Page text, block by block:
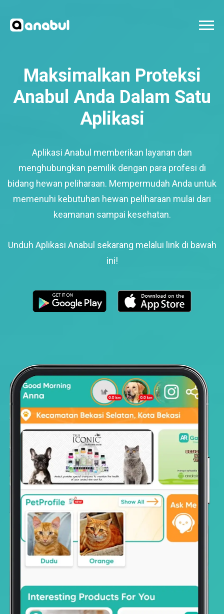
Maksimalkan Proteksi
Anabul Anda Dalam Satu
Aplikasi
Aplikasi Anabul memberikan layanan dan
menghubungkan pemilik dengan para profesi di
bidang hewan peliharaan. Mempermudah Anda untuk
memenuhi kebutuhan hewan peliharaan mulai dari
keamanan sampai kesehatan.
Unduh Aplikasi Anabul sekarang melalui link di bawah
ini!